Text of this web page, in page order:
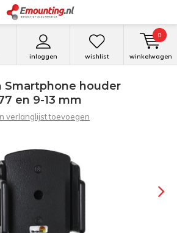
inloggen wishlist winkelwagen
0
Smartphone houder
en 9-13 mm
verlanglijst toevoegen